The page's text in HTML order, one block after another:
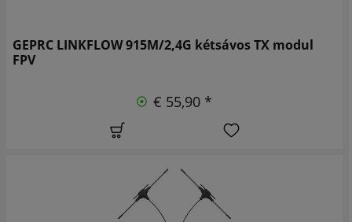
GEPRC LINKFLOW 915M/2,4G kétsávos TX modul
FPV
€ 55,90 *